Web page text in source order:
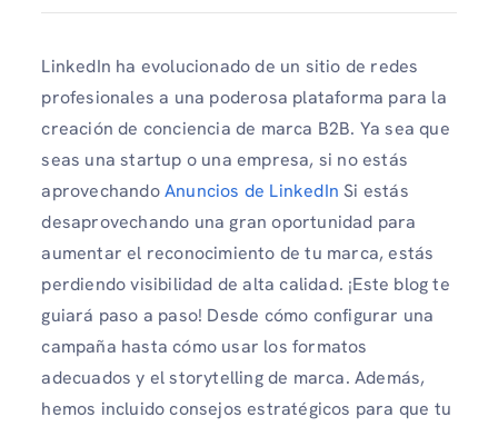
LinkedIn ha evolucionado de un sitio de redes
profesionales a una poderosa plataforma para la
creación de conciencia de marca B2B. Ya sea que
seas una startup o una empresa, si no estás
aprovechandoAnuncios de LinkedIn Si estás
desaprovechando una gran oportunidad para
aumentar el reconocimiento de tu marca, estás
perdiendo visibilidad de alta calidad. ¡Este blog te
guiará paso a paso! Desde cómo configurar una
campaña hasta cómo usar los formatos
adecuados y el storytelling de marca. Además,
hemos incluido consejos estratégicos para que tu